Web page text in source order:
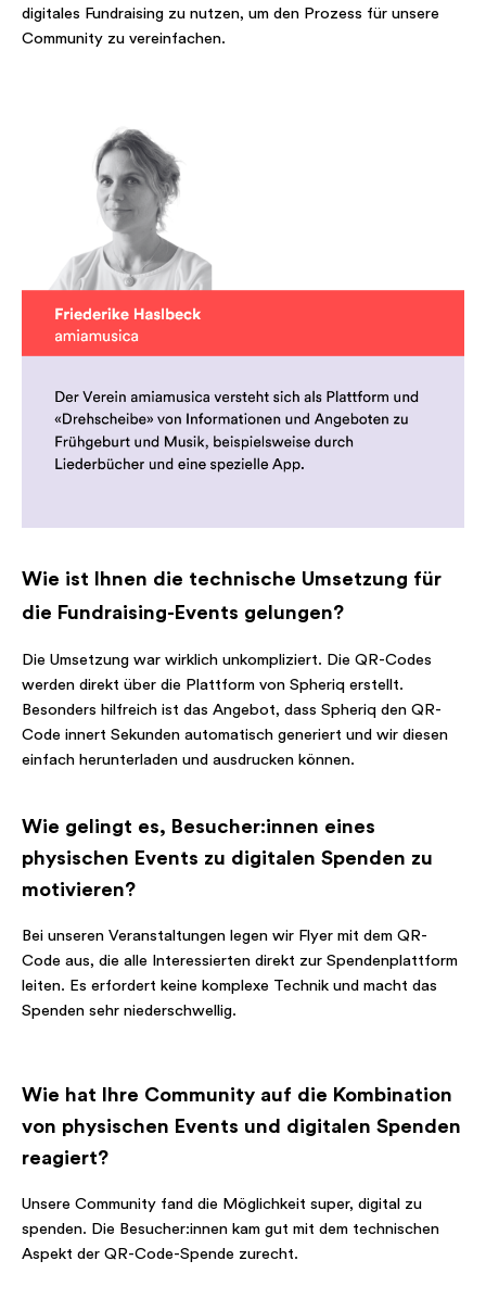
digitales Fundraising zu nutzen, um den Prozess für unsere
Community zu vereinfachen.
Wie ist Ihnen die technische Umsetzung für
die Fundraising-Events gelungen?
Die Umsetzung war wirklich unkompliziert. Die QR-Codes
werden direkt über die Plattform von Spheriq erstellt.
Besonders hilfreich ist das Angebot, dass Spheriq den QR-
Code innert Sekunden automatisch generiert und wir diesen
einfach herunterladen und ausdrucken können.
Wie gelingt es, Besucher:innen eines
physischen Events zu digitalen Spenden zu
motivieren?
Bei unseren Veranstaltungen legen wir Flyer mit dem QR-
Code aus, die alle Interessierten direkt zur Spendenplattform
leiten. Es erfordert keine komplexe Technik und macht das
Spenden sehr niederschwellig.
Wie hat Ihre Community auf die Kombination
von physischen Events und digitalen Spenden
reagiert?
Unsere Community fand die Möglichkeit super, digital zu
spenden. Die Besucher:innen kam gut mit dem technischen
Aspekt der QR-Code-Spende zurecht.